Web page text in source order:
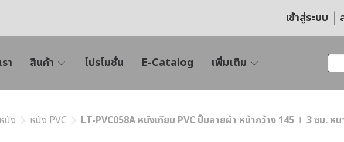
เข้าสู่ระบบ
า สินค้า โปรโมชั่น E-Catalog เพิ่มเติม
หนัง หนัง PVC LT-PVC058A หนังเทียม PVC ปั๊มลายผ้า หน้ากว้าง 145 ± 3 ซม. ห